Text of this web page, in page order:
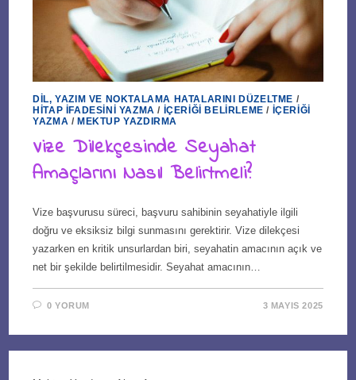
DIL, YAZIM VE NOKTALAMA HATALARINI DÜZELTME /
HITAP İFADESINI YAZMA / İÇERIĞI BELIRLEME / İÇERIĞI
YAZMA /MEKTUP YAZDIRMA
Vize Dilekçesinde Seyahat
Amaçlarını Nasıl Belirtmeli?
Vize başvurusu süreci, başvuru sahibinin seyahatiyle ilgili
doğru ve eksiksiz bilgi sunmasını gerektirir. Vize dilekçesi
yazarken en kritik unsurlardan biri, seyahatin amacının açık ve
net bir şekilde belirtilmesidir. Seyahat amacının…
0 YORUM 3 MAYIS 2025